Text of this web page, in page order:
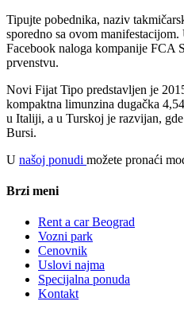
Tipujte pobednika, naziv
sporedno sa ovom
Facebook naloga kompanije FCA
prvenstvu.
Novi Fijat Tipo predstavljen je
kompaktna limunzina dugačka
u Italiji, a u Turskoj je razvijan,
Bursi.
U našoj ponudi možete pronaći
Brzi meni
Rent a car Beograd
Vozni park
Cenovnik
Uslovi najma
Specijalna ponuda
Kontakt